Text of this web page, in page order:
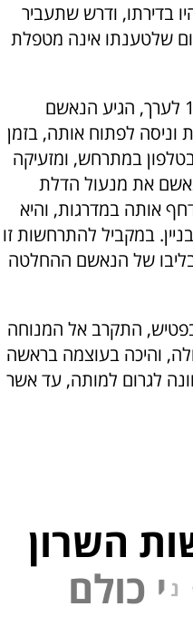
בדירתו, ודרש שתעביר
שלטענתו אינה מטפלת
בתאריך 1.5.14, בשעה 10:00 לערך, הגיע הנאשם
לפתוח אותה, בזמן
במתרחש, ומזעיקה
את מנעול הדלת
אותה במדרגות, והיא
במקביל להתרחשות זו
של הנאשם ההחלטה
התקרב אל המנוחה
והיכה בעוצמה בראשה
לגרום למותה, עד אשר
השרון